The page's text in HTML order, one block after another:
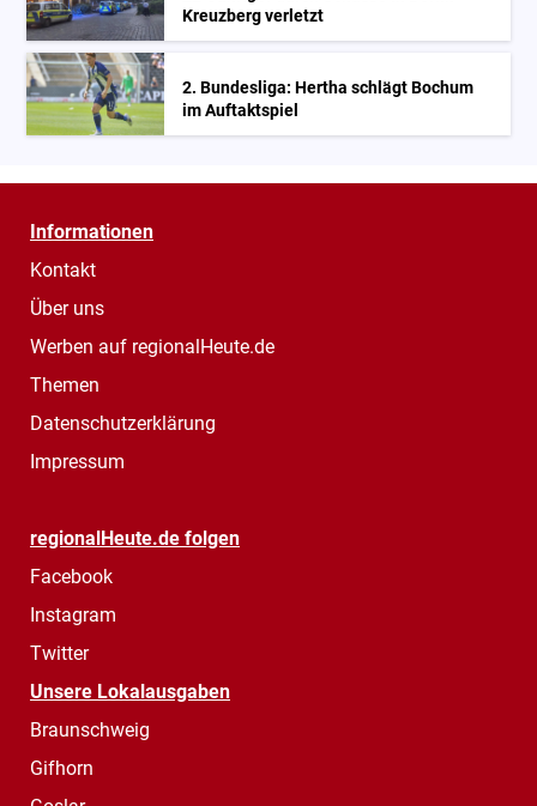
Kreuzberg verletzt
2. Bundesliga: Hertha schlägt Bochum
im Auftaktspiel
Informationen
Kontakt
Über uns
Werben auf regionalHeute.de
Themen
Datenschutzerklärung
Impressum
regionalHeute.de folgen
Facebook
Instagram
Twitter
Unsere Lokalausgaben
Braunschweig
Gifhorn